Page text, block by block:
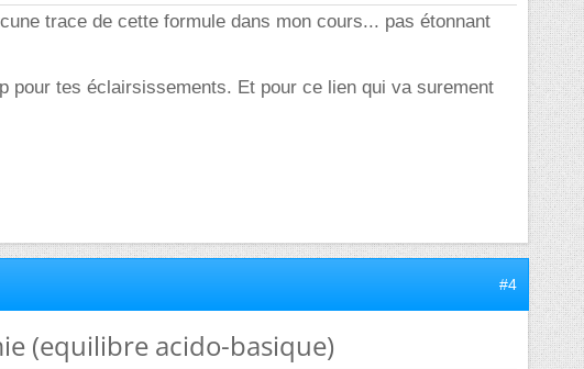
trace de cette formule dans mon cours... pas étonnant
pour tes éclairsissements. Et pour ce lien qui va surement
#4
(equilibre acido-basique)